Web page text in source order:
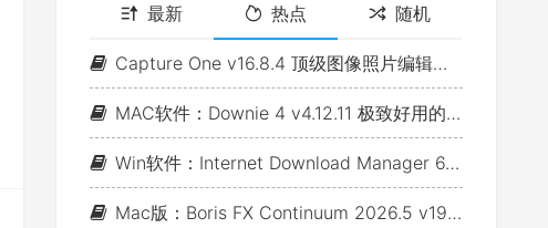
最新 热点 随机
Capture One v16.8.4 顶级图像照片编辑软件(Win&Mac)
MAC软件：Downie 4 v4.12.11 极致好用的视频下载利器
Win软件：Internet Download Manager 6.43 Build 7 - 网络资源下载神器IDM_支持下载各类网站视音频
Mac版：Boris FX Continuum 2026.5 v19.5.4_BCC视频特效及转场套装 For AE/PR/FCP/Motion/Avid/OFX(Fusion/ Resolve/Nukex等)